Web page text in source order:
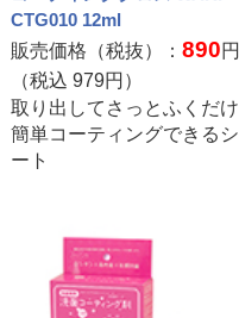
CTG010 12ml
販売価格（税抜）： 890円
（税込 979円）
取り出してさっとふくだけ
簡単コーティングできるシ
ート